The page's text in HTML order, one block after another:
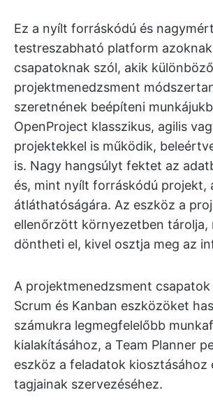
Ez a nyílt forráskódú és
testreszabható platform
csapatoknak szól, akik különböző
projektmenedzsment
szeretnének beépíteni
OpenProject klasszikus, agilis
projektekkel is működik,
is. Nagy hangsúlyt fektet az
és, mint nyílt forráskódú projekt,
átláthatóságára. Az eszköz a
ellenőrzött környezetben tárolja,
döntheti el, kivel osztja meg az
A projektmenedzsment csapatok
Scrum és Kanban eszközöket
számukra legmegfelelőbb
kialakításához, a Team Planner
eszköz a feladatok kiosztásához
tagjainak szervezéséhez.